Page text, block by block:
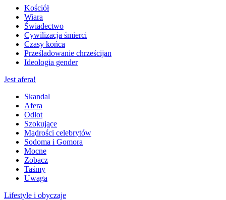
Kościół
Wiara
Świadectwo
Cywilizacja śmierci
Czasy końca
Prześladowanie chrześcijan
Ideologia gender
Jest afera!
Skandal
Afera
Odlot
Szokujące
Mądrości celebrytów
Sodoma i Gomora
Mocne
Zobacz
Taśmy
Uwaga
Lifestyle i obyczaje